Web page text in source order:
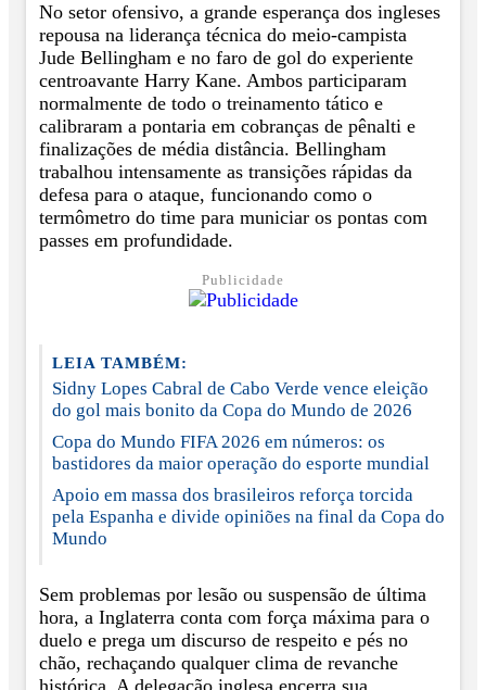
No setor ofensivo, a grande esperança dos ingleses
repousa na liderança técnica do meio-campista
Jude Bellingham e no faro de gol do experiente
centroavante Harry Kane. Ambos participaram
normalmente de todo o treinamento tático e
calibraram a pontaria em cobranças de pênalti e
finalizações de média distância. Bellingham
trabalhou intensamente as transições rápidas da
defesa para o ataque, funcionando como o
termômetro do time para municiar os pontas com
passes em profundidade.
Publicidade
LEIA TAMBÉM:
Sidny Lopes Cabral de Cabo Verde vence eleição
do gol mais bonito da Copa do Mundo de 2026
Copa do Mundo FIFA 2026 em números: os
bastidores da maior operação do esporte mundial
Apoio em massa dos brasileiros reforça torcida
pela Espanha e divide opiniões na final da Copa do
Mundo
Sem problemas por lesão ou suspensão de última
hora, a Inglaterra conta com força máxima para o
duelo e prega um discurso de respeito e pés no
chão, rechaçando qualquer clima de revanche